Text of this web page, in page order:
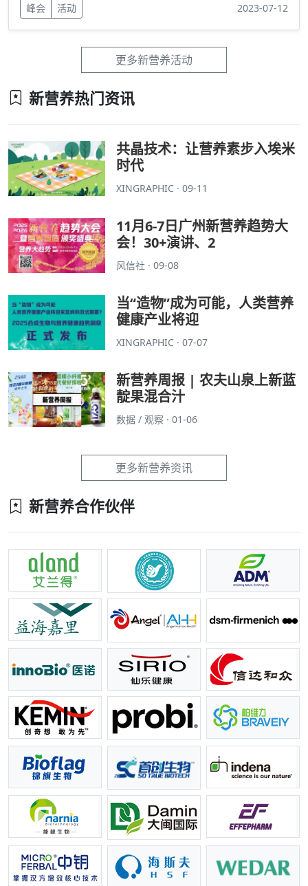
峰会 活动 2023-07-12
更多新营养活动
新营养热门资讯
共晶技术：让营养素步入埃米
时代
XINGRAPHIC · 09-11
11月6-7日广州新营养趋势大
会！30+演讲、2
风信社 · 09-08
当“造物”成为可能，人类营养
健康产业将迎
XINGRAPHIC · 07-07
新营养周报 | 农夫山泉上新蓝
靛果混合汁
数据 / 观察 · 01-06
更多新营养资讯
新营养合作伙伴